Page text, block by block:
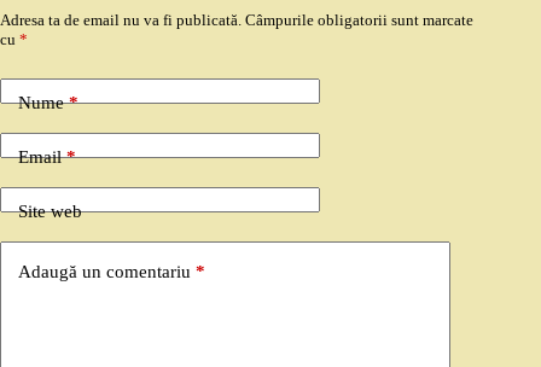
Adresa ta de email nu va fi publicată. Câmpurile obligatorii sunt marcate
cu *
Nume*
Email*
Site web
Adaugă un comentariu *